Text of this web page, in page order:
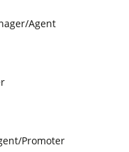
Agent
Promoter